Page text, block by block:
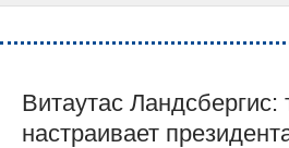
Витаутас Ландсбергис:
настраивает